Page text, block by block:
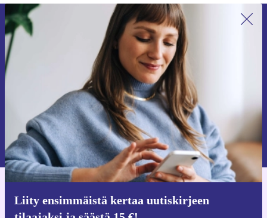
Liity ensimmäistä kertaa uutiskirjeen
Liity ensimmäistä kertaa uutiskirjeen
tilaajaksi ja säästä 15 €!
Älä missaa enää yhtäkään tarjousta.
Pyydä etukuponki
Lisätietoja henkilötietojen käytöstä löydättietosuojaselosteestamme.
iOS:lle ja Androidille